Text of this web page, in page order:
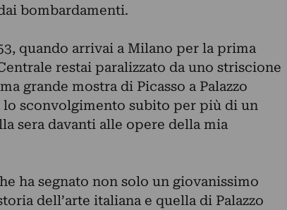
bombardamenti.
quando arrivai a Milano per la prima
restai paralizzato da uno striscione
grande mostra di Picasso a Palazzo
sconvolgimento subito per più di un
sera davanti alle opere della mia
ha segnato non solo un giovanissimo
dell’arte italiana e quella di Palazzo